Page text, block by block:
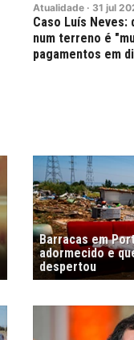
Atualidade · 31 jul
Caso Luís
num terreno é
pagamentos em
Barracas em
adormecido e
despertou